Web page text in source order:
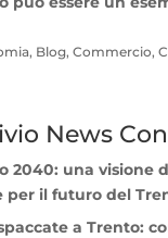
Blog, Commercio,
News
2040: una visione
per il futuro del
a Trento: